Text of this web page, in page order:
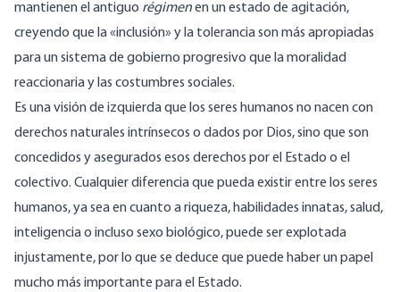
mantienen el antiguo régimenen un estado de agitación,
creyendo que la «inclusión» y la tolerancia son más apropiadas
para un sistema de gobierno progresivo que la moralidad
reaccionaria y las costumbres sociales.
Es una visión de izquierda que los seres humanos no nacen con
derechos naturales intrínsecos o dados por Dios, sino que son
concedidos y asegurados esos derechos por el Estado o el
colectivo. Cualquier diferencia que pueda existir entre los seres
humanos, ya sea en cuanto a riqueza, habilidades innatas, salud,
inteligencia o incluso sexo biológico, puede ser explotada
injustamente, por lo que se deduce que puede haber un papel
mucho más importante para el Estado.